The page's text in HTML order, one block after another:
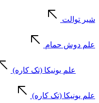
شیر توالت
علم دوش حمام
علم یونیکا (تک کاره)
علم یونیکا (تک کاره)